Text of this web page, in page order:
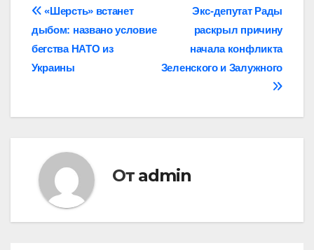
Навигация
по
записям
Экс-депутат Рады
раскрыл причину
начала конфликта
Зеленского и Залужного
«Шерсть» встанет
дыбом: названо условие
бегства НАТО из
Украины
От admin